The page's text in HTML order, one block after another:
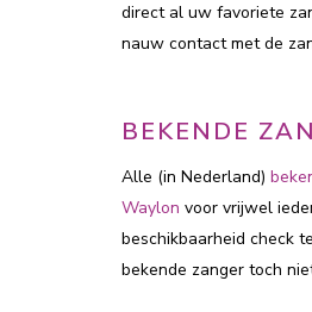
direct al uw favoriete
nauw contact met de
BEKENDE
Alle (in Nederland)
Waylon voor vrijwel
beschikbaarheid check
bekende zanger toch